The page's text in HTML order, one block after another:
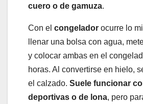
cuero o de gamuza.
Con el congelador ocurre lo
llenar una bolsa con agua,
y colocar ambas en el
horas. Al convertirse en hielo,
el calzado. Suele funcionar
deportivas o de lona, pero